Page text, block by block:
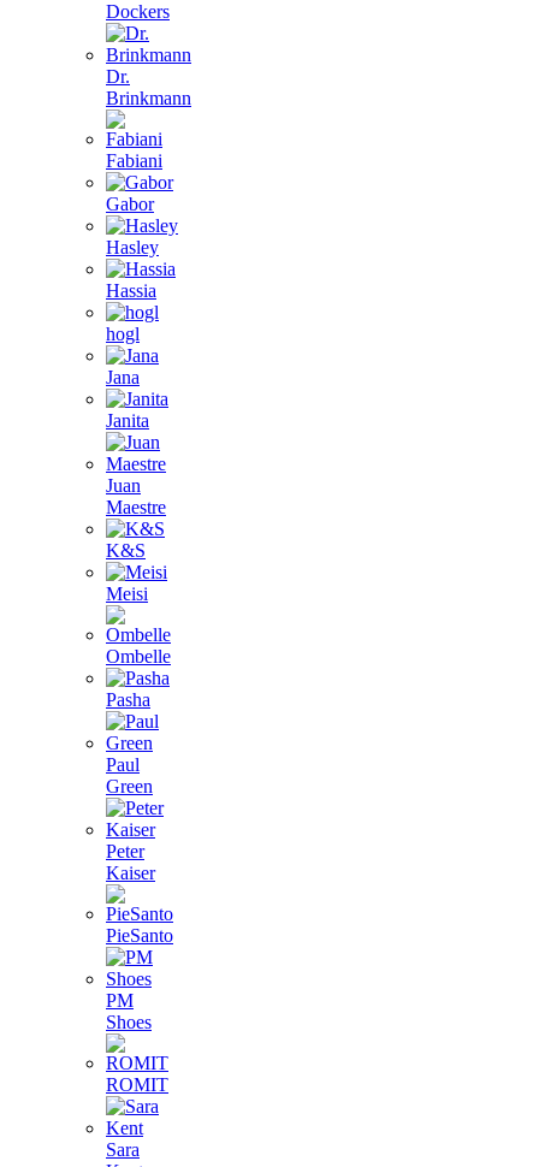
Dockers
Dr.
Brinkmann
Fabiani
Gabor
Hasley
Hassia
hogl
Jana
Janita
Juan
Maestre
K&S
Meisi
Ombelle
Pasha
Paul
Green
Peter
Kaiser
PieSanto
PM
Shoes
ROMIT
Sara